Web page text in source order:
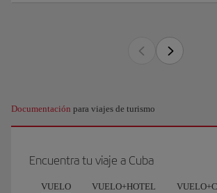
Documentación para viajes de turismo
Encuentra tu viaje a Cuba
VUELO VUELO+HOTEL